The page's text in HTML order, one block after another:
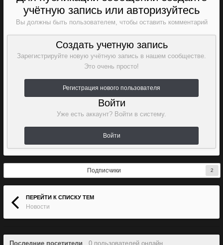
учётную запись или авторизуйтесь
Вы должны быть пользователем, чтобы оставить комментарий
Создать учетную запись
Зарегистрируйте новую учётную запись в нашем сообществе.
Это очень просто!
Регистрация нового пользователя
Войти
Уже есть аккаунт? Войти в систему.
Войти
Подписчики 2
ПЕРЕЙТИ К СПИСКУ ТЕМ
Новости
Последние посетители 0 пользователей онлайн